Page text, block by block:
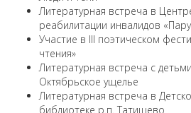
Литературная встреча в
реабилитации инвалидов
Участие в III поэтическом
чтения»
Литературная встреча с
Октябрьское ущелье
Литературная встреча в
библиотеке р.п. Татищево